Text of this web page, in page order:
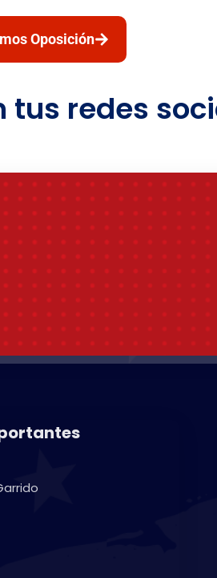
Oposición
tus redes